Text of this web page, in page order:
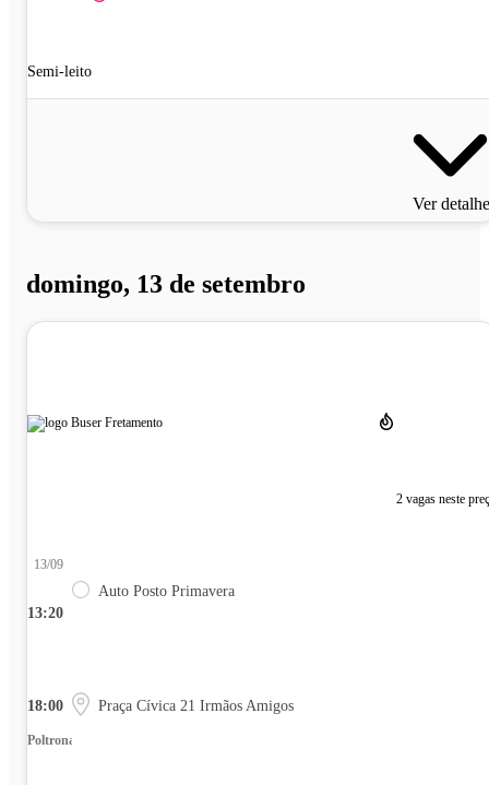
Semi-leito
Ver
domingo, 13 de setembro
2 vagas neste
13:20
13/09
Auto Posto Primavera
18:00 Praça Cívica 21 Irmãos Amigos
Poltrona